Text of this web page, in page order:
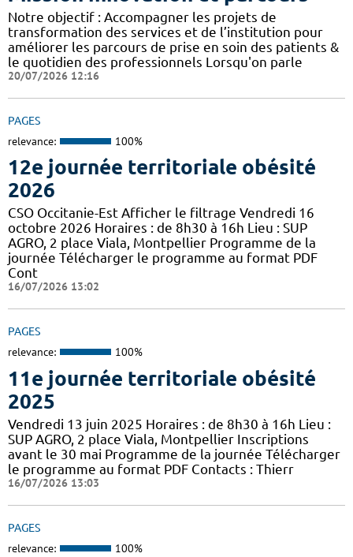
Notre objectif : Accompagner les projets de
transformation des services et de l’institution pour
améliorer les parcours de prise en soin des patients &
le quotidien des professionnels Lorsqu'on parle
20/07/2026 12:16
PAGES
relevance: 100%
12e journée territoriale obésité
2026
CSO Occitanie-Est Afficher le filtrage Vendredi 16
octobre 2026 Horaires : de 8h30 à 16h Lieu : SUP
AGRO, 2 place Viala, Montpellier Programme de la
journée Télécharger le programme au format PDF
Cont
16/07/2026 13:02
PAGES
relevance: 100%
11e journée territoriale obésité
2025
Vendredi 13 juin 2025 Horaires : de 8h30 à 16h Lieu :
SUP AGRO, 2 place Viala, Montpellier Inscriptions
avant le 30 mai Programme de la journée Télécharger
le programme au format PDF Contacts : Thierr
16/07/2026 13:03
PAGES
relevance: 100%